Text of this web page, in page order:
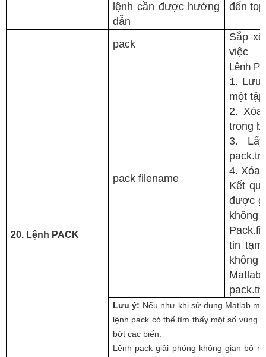
lệnh cần được hướng
dẫn
đến
20. Lệnh PACK
pack
Sắp
việc
Lệnh
1. Lưu
một
2.
trong
3.
4. Xóa
Kết
được
không
tin
không
pack filename
Lưu ý: Nếu như khi sử dụng Matlab
lệnh pack có thể tìm thấy một số vùng
bớt các biến.
Lệnh pack giải phóng không gian bộ